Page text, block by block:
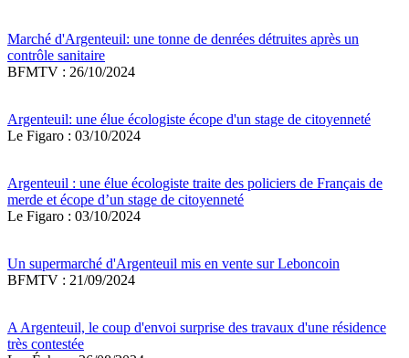
Marché d'Argenteuil: une tonne de denrées détruites après un
contrôle sanitaire
BFMTV : 26/10/2024
Argenteuil: une élue écologiste écope d'un stage de citoyenneté
Le Figaro : 03/10/2024
Argenteuil : une élue écologiste traite des policiers de Français de
merde et écope d’un stage de citoyenneté
Le Figaro : 03/10/2024
Un supermarché d'Argenteuil mis en vente sur Leboncoin
BFMTV : 21/09/2024
A Argenteuil, le coup d'envoi surprise des travaux d'une résidence
très contestée